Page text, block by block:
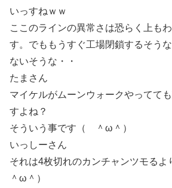
いっすねｗｗ
ここのラインの異常さは恐らく上も
す。でももうすぐ工場閉鎖するそう
ないそうな・・
たまさん
マイケルがムーンウォークやってて
すよね？
そういう事です（ ＾ω＾）
いっしーさん
それは4枚切れのカンチャンツモる
＾ω＾）